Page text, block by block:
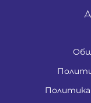
Политика